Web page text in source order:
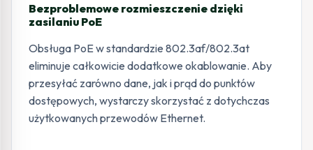
Bezproblemowe rozmieszczenie dzięki
zasilaniu PoE
Obsługa PoE w standardzie 802.3af/802.3at
eliminuje całkowicie dodatkowe okablowanie. Aby
przesyłać zarówno dane, jak i prąd do punktów
dostępowych, wystarczy skorzystać z dotychczas
użytkowanych przewodów Ethernet.